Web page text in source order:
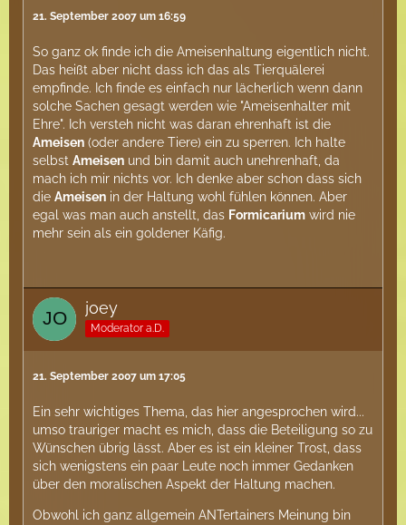
21. September 2007 um 16:59
So ganz ok finde ich die Ameisenhaltung eigentlich nicht.
Das heißt aber nicht dass ich das als Tierquälerei
empfinde. Ich finde es einfach nur lächerlich wenn dann
solche Sachen gesagt werden wie "Ameisenhalter mit
Ehre". Ich versteh nicht was daran ehrenhaft ist die
Ameisen (oder andere Tiere) ein zu sperren. Ich halte
selbst Ameisen und bin damit auch unehrenhaft, da
mach ich mir nichts vor. Ich denke aber schon dass sich
die Ameisen in der Haltung wohl fühlen können. Aber
egal was man auch anstellt, das Formicarium wird nie
mehr sein als ein goldener Käfig.
joey
Moderator a.D.
21. September 2007 um 17:05
Ein sehr wichtiges Thema, das hier angesprochen wird...
umso trauriger macht es mich, dass die Beteiligung so zu
Wünschen übrig lässt. Aber es ist ein kleiner Trost, dass
sich wenigstens ein paar Leute noch immer Gedanken
über den moralischen Aspekt der Haltung machen.
Obwohl ich ganz allgemein ANTertainers Meinung bin